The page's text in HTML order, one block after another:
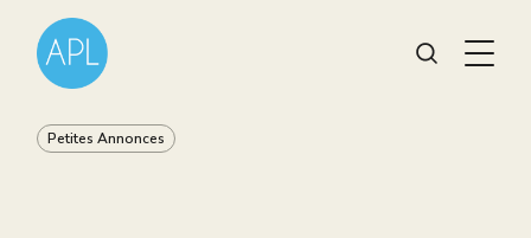
Petites Annonces